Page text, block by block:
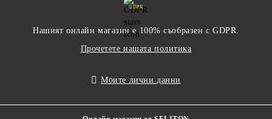
GDPR
Нашият онлайн магазин е 100% съобразен с GDPR.
Прочетете нашата политика
Моите лични данни